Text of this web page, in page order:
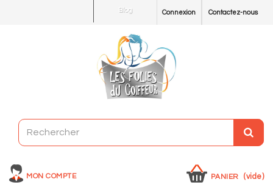
Contactez-nous
Connexion
Blog
MON COMPTE PANIER (vide)